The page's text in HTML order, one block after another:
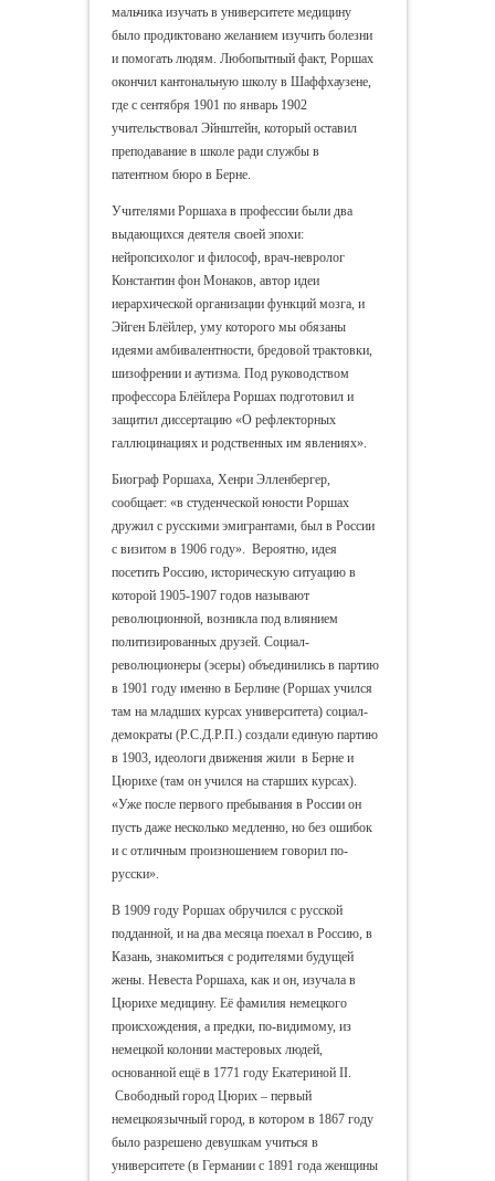
мальчика изучать в университете медицину
было продиктовано желанием изучить болезни
и помогать людям. Любопытный факт, Роршах
окончил кантональную школу в Шаффхаузене,
где с сентября 1901 по январь 1902
учительствовал Эйнштейн, который оставил
преподавание в школе ради службы в
патентном бюро в Берне.
Учителями Роршаха в профессии были два
выдающихся деятеля своей эпохи:
нейропсихолог и философ, врач-невролог
Константин фон Монаков, автор идеи
иерархической организации функций мозга, и
Эйген Блёйлер, уму которого мы обязаны
идеями амбивалентности, бредовой трактовки,
шизофрении и аутизма. Под руководством
профессора Блёйлера Роршах подготовил и
защитил диссертацию «О рефлекторных
галлюцинациях и родственных им явлениях».
Биограф Роршаха, Хенри Элленбергер,
сообщает: «в студенческой юности Роршах
дружил с русскими эмигрантами, был в России
с визитом в 1906 году». Вероятно, идея
посетить Россию, историческую ситуацию в
которой 1905-1907 годов называют
революционной, возникла под влиянием
политизированных друзей. Социал-
революционеры (эсеры) объединились в партию
в 1901 году именно в Берлине (Роршах учился
там на младших курсах университета) социал-
демократы (Р.С.Д.Р.П.) создали единую партию
в 1903, идеологи движения жили в Берне и
Цюрихе (там он учился на старших курсах).
«Уже после первого пребывания в России он
пусть даже несколько медленно, но без ошибок
и с отличным произношением говорил по-
русски».
В 1909 году Роршах обручился с русской
подданной, и на два месяца поехал в Россию, в
Казань, знакомиться с родителями будущей
жены. Невеста Роршаха, как и он, изучала в
Цюрихе медицину. Её фамилия немецкого
происхождения, а предки, по-видимому, из
немецкой колонии мастеровых людей,
основанной ещё в 1771 году Екатериной II.
Свободный город Цюрих – первый
немецкоязычный город, в котором в 1867 году
было разрешено девушкам учиться в
университете (в Германии с 1891 года женщины